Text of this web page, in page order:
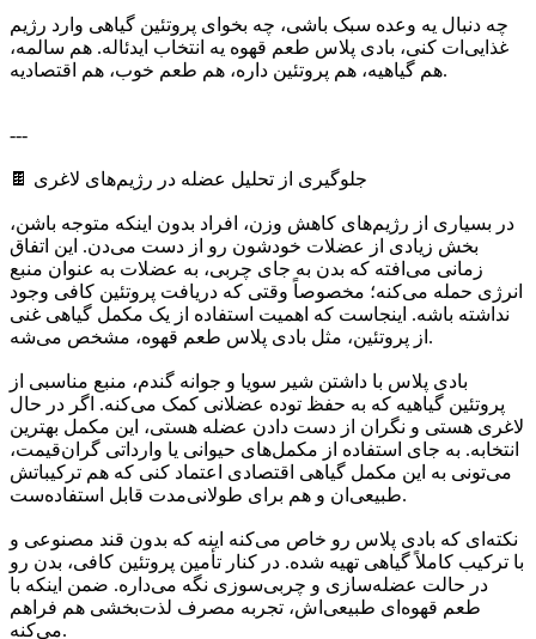
چه دنبال یه وعده سبک باشی، چه بخوای پروتئین گیاهی وارد رژیم
غذایی‌ات کنی، بادی پلاس طعم قهوه یه انتخاب ایدئاله. هم سالمه،
هم گیاهیه، هم پروتئین داره، هم طعم خوب، هم اقتصادیه.
---
🍫 جلوگیری از تحلیل عضله در رژیم‌های لاغری
در بسیاری از رژیم‌های کاهش وزن، افراد بدون اینکه متوجه باشن،
بخش زیادی از عضلات خودشون رو از دست می‌دن. این اتفاق
زمانی می‌افته که بدن به جای چربی، به عضلات به عنوان منبع
انرژی حمله می‌کنه؛ مخصوصاً وقتی که دریافت پروتئین کافی وجود
نداشته باشه. اینجاست که اهمیت استفاده از یک مکمل گیاهی غنی
از پروتئین، مثل بادی پلاس طعم قهوه، مشخص می‌شه.
بادی پلاس با داشتن شیر سویا و جوانه گندم، منبع مناسبی از
پروتئین گیاهیه که به حفظ توده عضلانی کمک می‌کنه. اگر در حال
لاغری هستی و نگران از دست دادن عضله هستی، این مکمل بهترین
انتخابه. به جای استفاده از مکمل‌های حیوانی یا وارداتی گران‌قیمت،
می‌تونی به این مکمل گیاهی اقتصادی اعتماد کنی که هم ترکیباتش
طبیعی‌ان و هم برای طولانی‌مدت قابل استفاده‌ست.
نکته‌ای که بادی پلاس رو خاص می‌کنه اینه که بدون قند مصنوعی و
با ترکیب کاملاً گیاهی تهیه شده. در کنار تأمین پروتئین کافی، بدن رو
در حالت عضله‌سازی و چربی‌سوزی نگه می‌داره. ضمن اینکه با
طعم قهوه‌ای طبیعی‌اش، تجربه مصرف لذت‌بخشی هم فراهم
می‌کنه.